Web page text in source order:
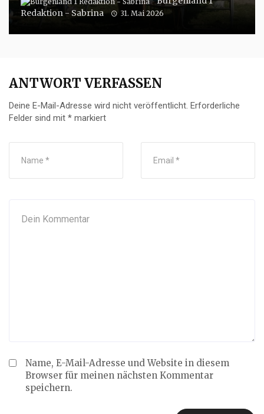
Redaktion - Sabrina
31. Mai 2026
ANTWORT VERFASSEN
Deine E-Mail-Adresse wird nicht veröffentlicht. Erforderliche
Felder sind mit * markiert
Name, E-Mail-Adresse und Website in diesem
Browser für meinen nächsten Kommentar
speichern.